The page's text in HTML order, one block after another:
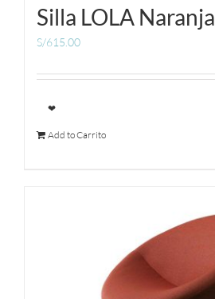
Silla LOLA Naranja
S/615.00
❤
Add to Carrito